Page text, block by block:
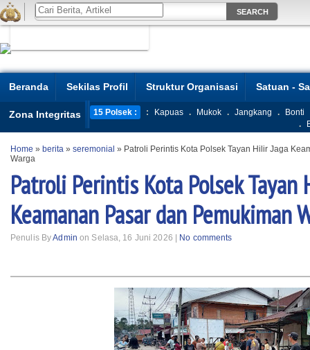
Beranda Sekilas Profil Struktur Organisasi Satuan -
Zona Integritas 15 Polsek : : Kapuas . Mukok . Jangkang .
Bonti
.
Home » berita » seremonial » Patroli Perintis Kota Polsek Tayan Hilir Jaga
Warga
Patroli Perintis Kota Polsek Tayan
Keamanan Pasar dan Pemukiman
Penulis ByAdmin on Selasa, 16 Juni 2026 | No comments